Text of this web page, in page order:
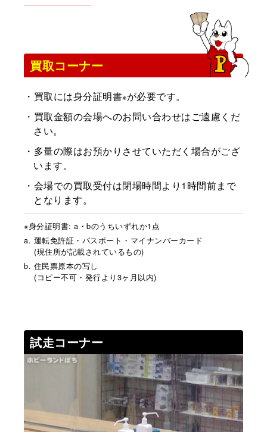
買取コーナー
・買取には身分証明書※が必要です。
・買取金額の会場へのお問い合わせはご遠慮くだ
さい。
・多量の際はお預かりさせていただく場合がござ
います。
・会場での買取受付は閉場時間より1時間前まで
となります。
※身分証明書: a・bのうちいずれか1点
a. 運転免許証・パスポート・マイナンバーカード
(現住所が記載されているもの)
b. 住民票原本の写し
(コピー不可・発行より3ヶ月以内)
試走コーナー